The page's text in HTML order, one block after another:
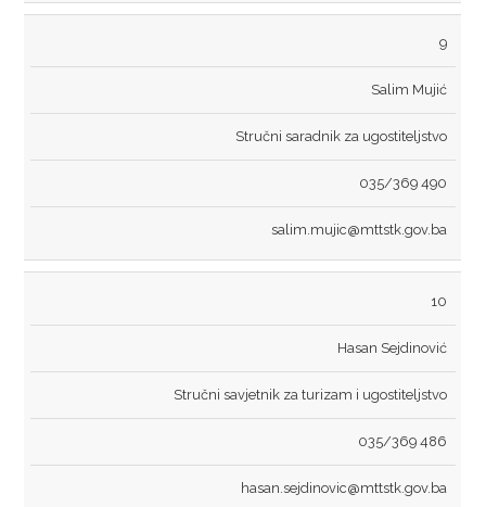
9
Salim Mujić
Stručni saradnik za ugostiteljstvo
035/369 490
salim.mujic@mttstk.gov.ba
10
Hasan Sejdinović
Stručni savjetnik za turizam i ugostiteljstvo
035/369 486
hasan.sejdinovic@mttstk.gov.ba
TURIZAM
RJEŠENJA
SAOBRAĆAJ
TRGOVINA
TURIZAM
REGISTAR REDOVA VOŽNJE